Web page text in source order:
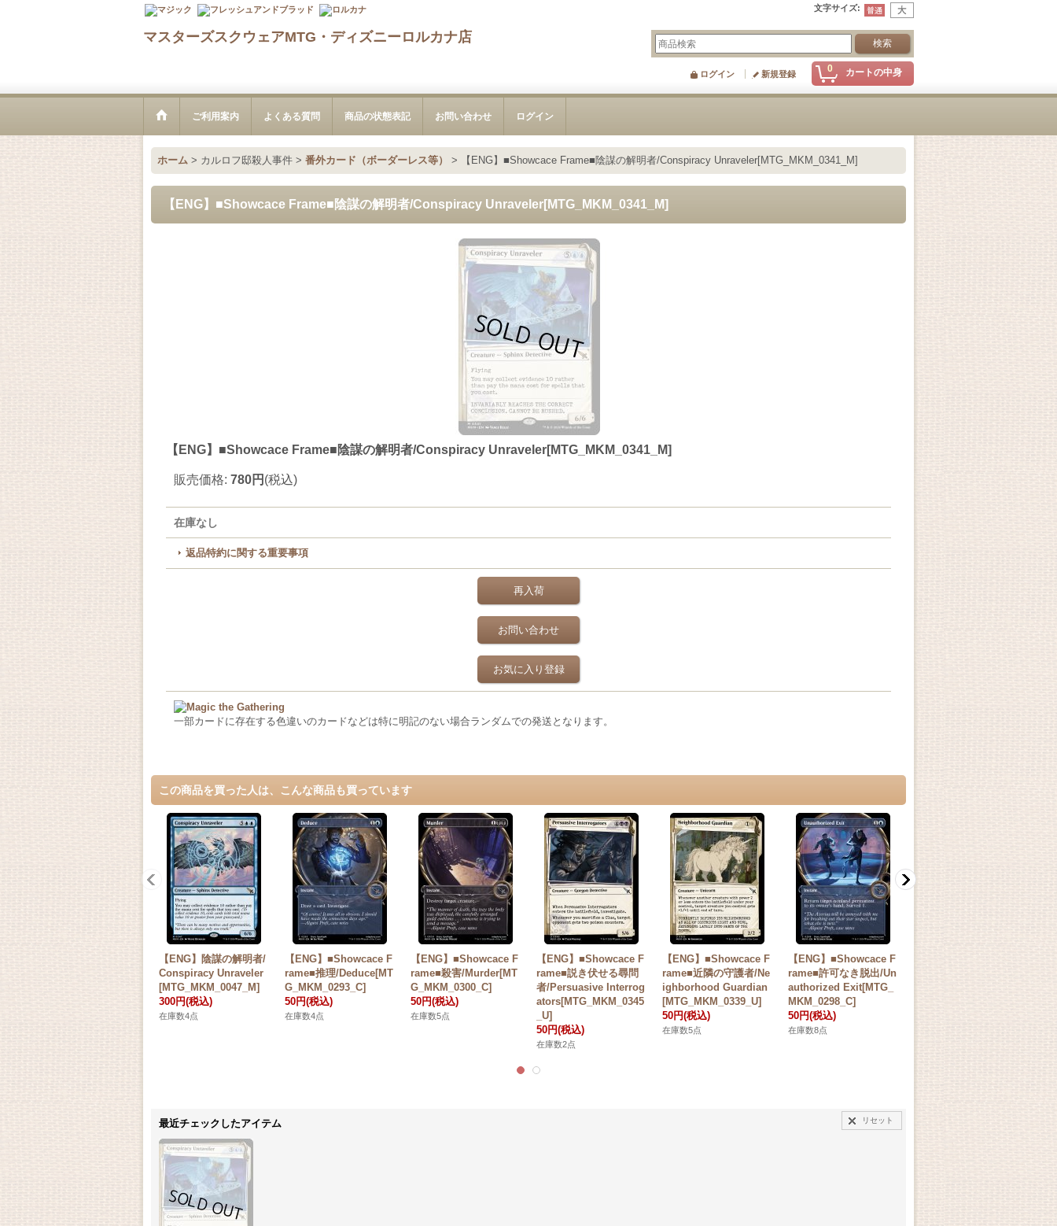
文字サイズ:
マスターズスクウェアMTG・ディズニーロルカナ店
0 カートの中身
ログイン 新規登録
ご利用案内 よくある質問 商品の状態表記 お問い合わせ ログイン
ホーム > カルロフ邸殺人事件 > 番外カード（ボーダーレス等） > 【ENG】■Showcace Frame■陰謀の解明者/Conspiracy Unraveler[MTG_MKM_0341_M]
【ENG】■Showcace Frame■陰謀の解明者/Conspiracy Unraveler[MTG_MKM_0341_M]
【ENG】■Showcace Frame■陰謀の解明者/Conspiracy Unraveler[MTG_MKM_0341_M]
販売価格: 780円 (税込)
在庫なし
返品特約に関する重要事項
再入荷
お問い合わせ
お気に入り登録
一部カードに存在する色違いのカードなどは特に明記のない場合ランダムでの発送となります。
この商品を買った人は、こんな商品も買っています
【ENG】陰謀の解明者/
Conspiracy Unraveler
[MTG_MKM_0047_M]
300円(税込)
在庫数4点
【ENG】■Showcace F
rame■推理/Deduce[MT
G_MKM_0293_C]
50円(税込)
在庫数4点
【ENG】■Showcace F
rame■殺害/Murder[MT
G_MKM_0300_C]
50円(税込)
在庫数5点
【ENG】■Showcace F
rame■説き伏せる尋問
者/Persuasive Interrog
ators[MTG_MKM_0345
_U]
50円(税込)
在庫数2点
【ENG】■Showcace F
rame■近隣の守護者/Ne
ighborhood Guardian
[MTG_MKM_0339_U]
50円(税込)
在庫数5点
【ENG】■Showcace F
rame■許可なき脱出/Un
authorized Exit[MTG_
MKM_0298_C]
50円(税込)
在庫数8点
最近チェックしたアイテム リセット